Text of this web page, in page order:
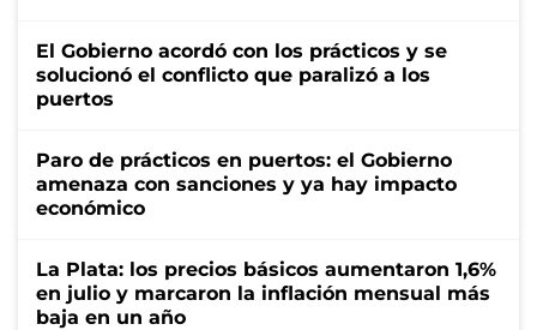
El Gobierno acordó con los prácticos y se
solucionó el conflicto que paralizó a los
puertos
Paro de prácticos en puertos: el Gobierno
amenaza con sanciones y ya hay impacto
económico
La Plata: los precios básicos aumentaron 1,6%
en julio y marcaron la inflación mensual más
baja en un año